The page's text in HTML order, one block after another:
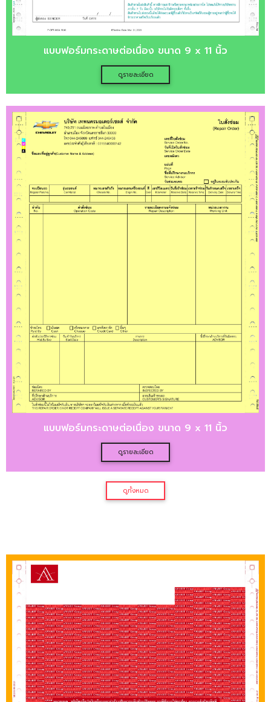
แบบฟอร์มกระดาษต่อเนื่อง ขนาด 9 x 11 นิ้ว
ดูรายละเอียด
แบบฟอร์มกระดาษต่อเนื่อง ขนาด 9 x 11 นิ้ว
ดูรายละเอียด
ดูทั้งหมด